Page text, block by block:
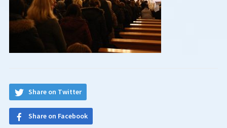
Share on Twitter
Share on Facebook